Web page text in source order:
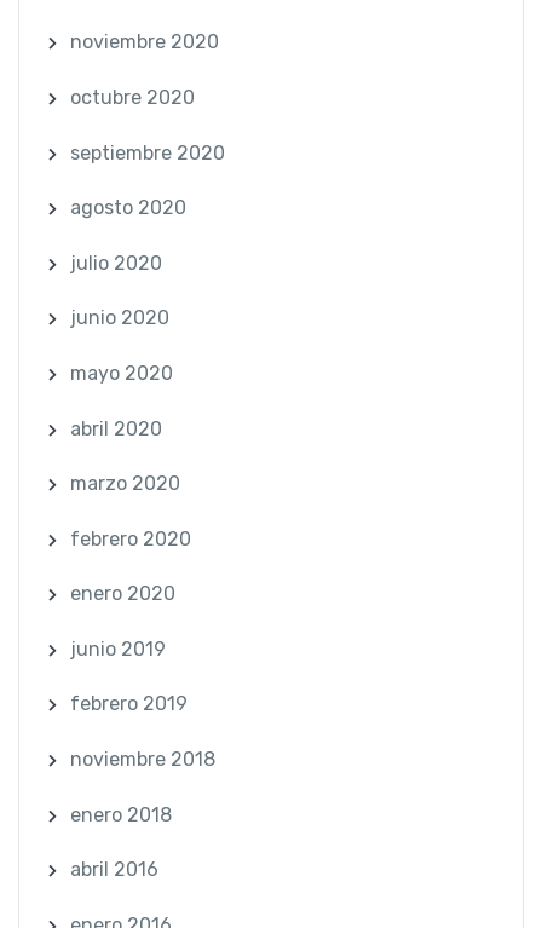
noviembre 2020
octubre 2020
septiembre 2020
agosto 2020
julio 2020
junio 2020
mayo 2020
abril 2020
marzo 2020
febrero 2020
enero 2020
junio 2019
febrero 2019
noviembre 2018
enero 2018
abril 2016